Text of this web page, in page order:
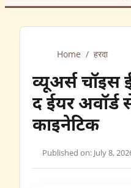
Home / हरदा
व्यूअर्स
द ईयर
काइनेटिक
Published on: July 8,